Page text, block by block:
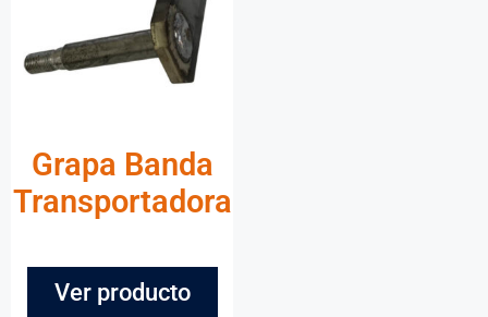
Grapa Banda
Transportadora
Ver producto